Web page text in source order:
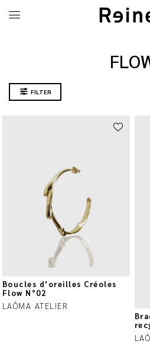
FILTER
Boucles d’oreilles Créoles
Flow N°02
LAÔMA ATELIER